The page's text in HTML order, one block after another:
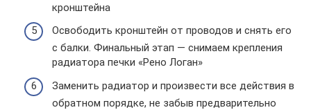
кронштейна
Освободить кронштейн от проводов и снять его
с балки. Финальный этап — снимаем крепления
радиатора печки «Рено Логан»
Заменить радиатор и произвести все действия в
обратном порядке, не забыв предварительно